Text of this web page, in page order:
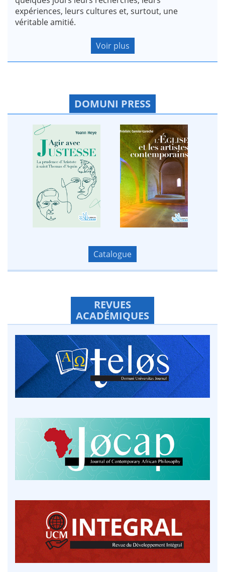
expériences, leurs cultures et, surtout, une
véritable amitié.
Voir plus
DOMUNI PRESS
Catalogue
REVUES
ACADÉMIQUES